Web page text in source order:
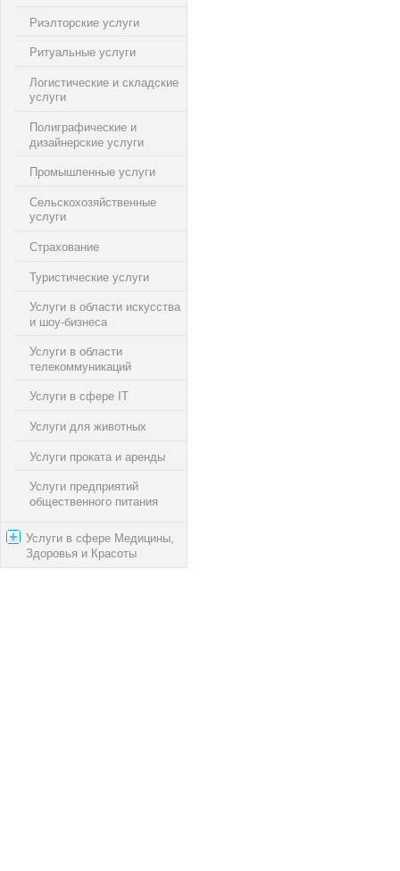
Риэлторские услуги
Ритуальные услуги
Логистические и складские
услуги
Полиграфические и
дизайнерские услуги
Промышленные услуги
Сельскохозяйственные
услуги
Страхование
Туристические услуги
Услуги в области искусства
и шоу-бизнеса
Услуги в области
телекоммуникаций
Услуги в сфере IT
Услуги для животных
Услуги проката и аренды
Услуги предприятий
общественного питания
Услуги в сфере Медицины,
Здоровья и Красоты